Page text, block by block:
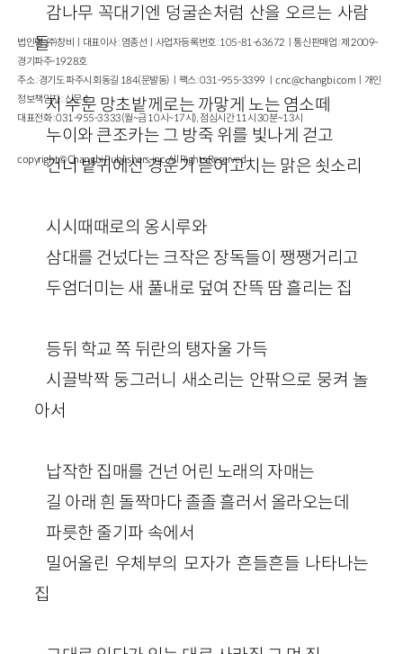
감나무 꼭대기엔 덩굴손처럼 산을 오르는 사람
들
저 수문 망초밭께로는 까맣게 노는 염소떼
누이와 큰조카는 그 방죽 위를 빛나게 걷고
건너 밭귀에선 경운기 뜯어고치는 맑은 쇳소리
시시때때로의 옹시루와
삼대를 건넜다는 크작은 장독들이 쨍쨍거리고
두엄더미는 새 풀내로 덮여 잔뜩 땀 흘리는 집
등뒤 학교 쪽 뒤란의 탱자울 가득
시끌박짝 둥그러니 새소리는 안팎으로 뭉켜 놀
아서
납작한 집매를 건넌 어린 노래의 자매는
길 아래 흰 돌짝마다 졸졸 흘러서 올라오는데
파릇한 줄기파 속에서
밀어올린 우체부의 모자가 흔들흔들 나타나는
집
법인명 : ㈜창비ㅣ대표이사 : 염종선ㅣ사업자등록번호 : 105-81-63672ㅣ통신판매업 : 제 2009-
경기파주-1928호
주소 : 경기도 파주시 회동길 184(문발동)ㅣ팩스 : 031-955-3399 ㅣcnc@changbi.com ㅣ개인
정보책임자 : 신문수
대표전화 : 031-955-3333(월~금 10시~17시), 점심시간 11시 30분~13시
copyright © Changbi Publishers, inc. All Rights Reserved.